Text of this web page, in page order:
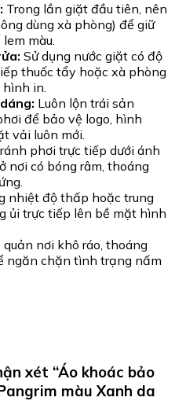
Trong lần giặt đầu tiên, nên
dùng xà phòng) để giữ
màu.
Sử dụng nước giặt có độ
thuốc tẩy hoặc xà phòng
in.
Luôn lộn trái sản
để bảo vệ logo, hình
vải luôn mới.
phơi trực tiếp dưới ánh
nơi có bóng râm, thoáng
nhiệt độ thấp hoặc trung
ủi trực tiếp lên bề mặt hình
quản nơi khô ráo, thoáng
ngăn chặn tình trạng nấm
xét “Áo khoác bảo
màu Xanh da